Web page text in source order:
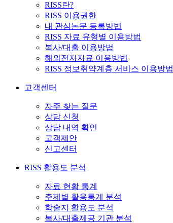
RISS란?
RISS 이용권한
내 관심논문 등록방법
RISS 자료 유형별 이용방법
복사/대출 이용방법
해외전자자료 이용방법
RISS 정보취약계층 서비스 이용방법
고객센터
자주 찾는 질문
상담 신청
상담 내역 확인
고객제안
신고센터
RISS 활용도 분석
자료 현황 통계
주제별 활용통계 분석
학술지 활용도 분석
복사/대출제공 기관 분석